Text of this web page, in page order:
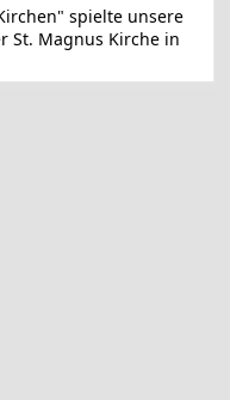
spielte unsere
St. Magnus Kirche in